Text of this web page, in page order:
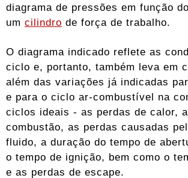
diagrama de pressões em função
um cilindro de força de trabalho.
O diagrama indicado reflete as
ciclo e, portanto, também leva em
além das variações já indicadas
e para o ciclo ar-combustível na
ciclos ideais - as perdas de calor,
combustão, as perdas causadas
fluido, a duração do tempo de
o tempo de ignição, bem como o
e as perdas de escape.